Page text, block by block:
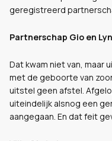
geregistreerd
Partnerschap Gio en
Dat kwam niet van, maar
met de geboorte van
uitstel geen afstel.
uiteindelijk alsnog een
aangegaan. En dat feit